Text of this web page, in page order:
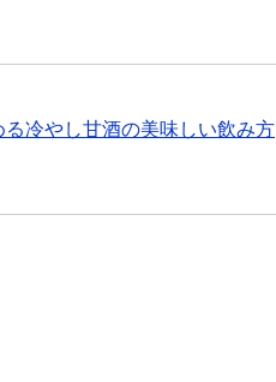
冷やし甘酒の美味しい飲み方